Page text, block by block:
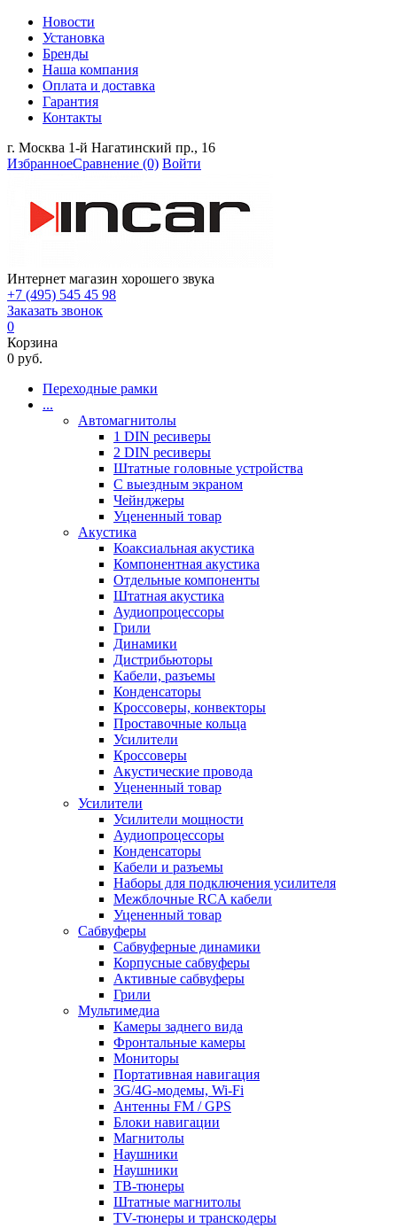
Новости
Установка
Бренды
Наша компания
Оплата и доставка
Гарантия
Контакты
г. Москва 1-й Нагатинский пр., 16
ИзбранноеСравнение (0) Войти
Интернет магазин хорошего звука
+7 (495) 545 45 98
Заказать звонок
0
Корзина
0 руб.
Переходные рамки
...
Автомагнитолы
1 DIN ресиверы
2 DIN ресиверы
Штатные головные устройства
С выездным экраном
Чейнджеры
Уцененный товар
Акустика
Коаксиальная акустика
Компонентная акустика
Отдельные компоненты
Штатная акустика
Аудиопроцессоры
Грили
Динамики
Дистрибьюторы
Кабели, разъемы
Конденсаторы
Кроссоверы, конвекторы
Проставочные кольца
Усилители
Кроссоверы
Акустические провода
Уцененный товар
Усилители
Усилители мощности
Аудиопроцессоры
Конденсаторы
Кабели и разъемы
Наборы для подключения усилителя
Межблочные RCA кабели
Уцененный товар
Сабвуферы
Сабвуферные динамики
Корпусные сабвуферы
Активные сабвуферы
Грили
Мультимедиа
Камеры заднего вида
Фронтальные камеры
Мониторы
Портативная навигация
3G/4G-модемы, Wi-Fi
Антенны FM / GPS
Блоки навигации
Магнитолы
Наушники
Наушники
ТВ-тюнеры
Штатные магнитолы
TV-тюнеры и транскодеры